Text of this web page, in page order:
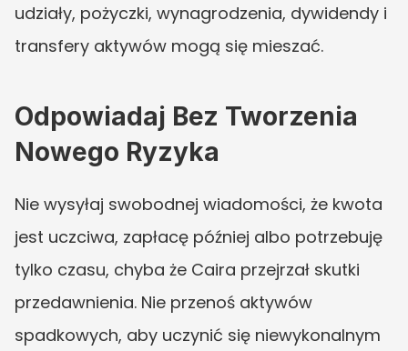
udziały, pożyczki, wynagrodzenia, dywidendy i
transfery aktywów mogą się mieszać.
Odpowiadaj Bez Tworzenia
Nowego Ryzyka
Nie wysyłaj swobodnej wiadomości, że kwota
jest uczciwa, zapłacę później albo potrzebuję
tylko czasu, chyba że Caira przejrzał skutki
przedawnienia. Nie przenoś aktywów
spadkowych, aby uczynić się niewykonalnym